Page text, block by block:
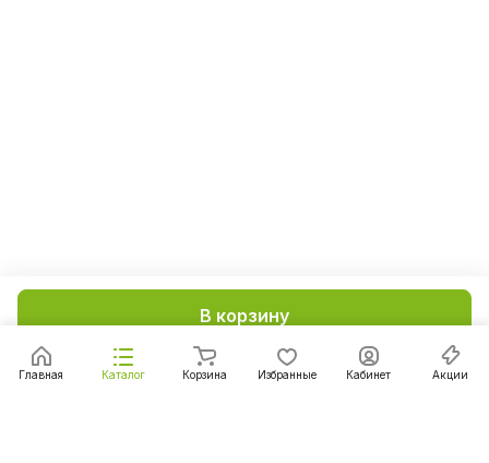
В корзину
Главная Каталог Корзина Избранные Кабинет Акции